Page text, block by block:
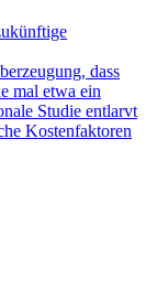
dass
mal etwa ein
Studie entlarvt
Kostenfaktoren